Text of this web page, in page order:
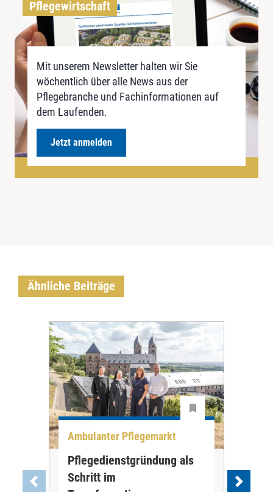
Pflegewirtschaft
Mit unserem Newsletter halten wir Sie
wöchentlich über alle News aus der
Pflegebranche und Fachinformationen auf
dem Laufenden.
Jetzt anmelden
Ähnliche Beiträge
Ambulanter Pflegemarkt
Pflegedienstgründung als
Schritt im